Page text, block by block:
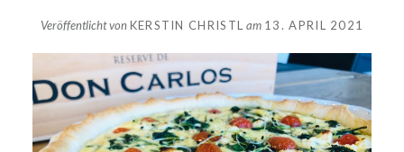
Veröffentlicht vonKERSTIN CHRISTL am 13. APRIL 2021